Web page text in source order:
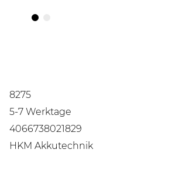
8275
5-7 Werktage
4066738021829
HKM Akkutechnik